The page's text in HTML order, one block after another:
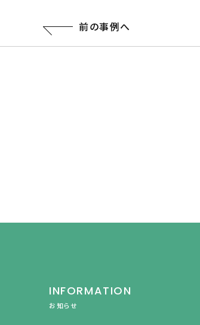
前の事例へ
INFORMATION
お知らせ